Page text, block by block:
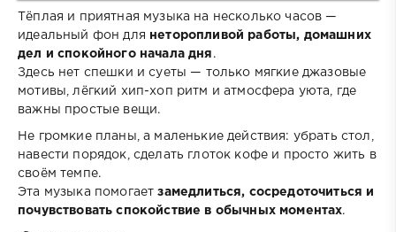
Тёплая и приятная музыка на несколько часов —
идеальный фон для неторопливой работы, домашних
дел и спокойного начала дня .
Здесь нет спешки и суеты — только мягкие джазовые
мотивы, лёгкий хип-хоп ритм и атмосфера уюта, где
важны простые вещи.
Не громкие планы, а маленькие действия: убрать стол,
навести порядок, сделать глоток кофе и просто жить в
своём темпе.
Эта музыка помогаетзамедлиться, сосредоточиться и
почувствовать спокойствие в обычных моментах.